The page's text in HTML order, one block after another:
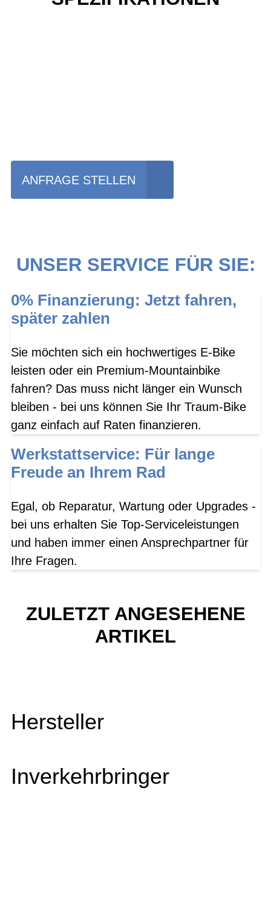
ANFRAGE STELLEN
UNSER SERVICE FÜR SIE:
0% Finanzierung: Jetzt fahren,
später zahlen
Sie möchten sich ein hochwertiges E-Bike
leisten oder ein Premium-Mountainbike
fahren? Das muss nicht länger ein Wunsch
bleiben - bei uns können Sie Ihr Traum-Bike
ganz einfach auf Raten finanzieren.
Werkstattservice: Für lange
Freude an Ihrem Rad
Egal, ob Reparatur, Wartung oder Upgrades -
bei uns erhalten Sie Top-Serviceleistungen
und haben immer einen Ansprechpartner für
Ihre Fragen.
ZULETZT ANGESEHENE
ARTIKEL
Hersteller
Inverkehrbringer